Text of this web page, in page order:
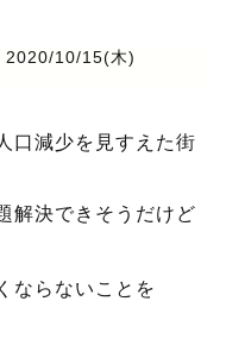
2020/10/15(木)
口減少を見すえた街
解決できそうだけど
ならないことを